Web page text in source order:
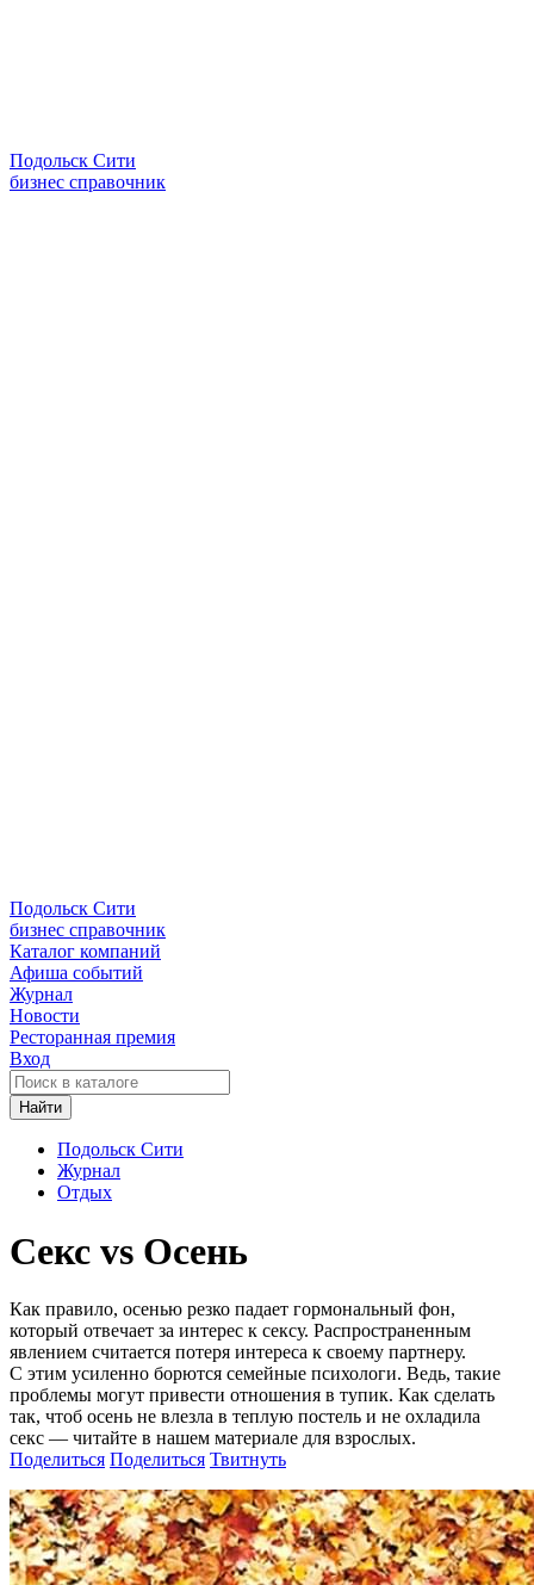
Подольск Сити
бизнес справочник
Подольск Сити
бизнес справочник
Каталог компаний
Афиша событий
Журнал
Новости
Ресторанная премия
Вход
Найти
Подольск Сити
Журнал
Отдых
Секс vs Осень
Как правило, осенью резко падает гормональный фон,
который отвечает за интерес к сексу. Распространенным
явлением считается потеря интереса к своему партнеру.
С этим усиленно борются семейные психологи. Ведь, такие
проблемы могут привести отношения в тупик. Как сделать
так, чтоб осень не влезла в теплую постель и не охладила
секс — читайте в нашем материале для взрослых.
Поделиться Поделиться Твитнуть